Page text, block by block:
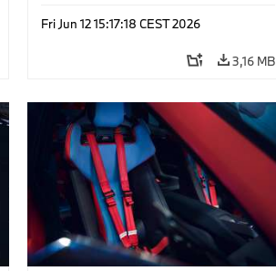
Fri Jun 12 15:17:18 CEST 2026
3,16 MB